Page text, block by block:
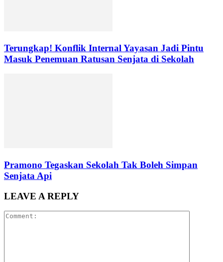
Terungkap! Konflik Internal Yayasan Jadi Pintu
Masuk Penemuan Ratusan Senjata di Sekolah
Pramono Tegaskan Sekolah Tak Boleh Simpan
Senjata Api
LEAVE A REPLY